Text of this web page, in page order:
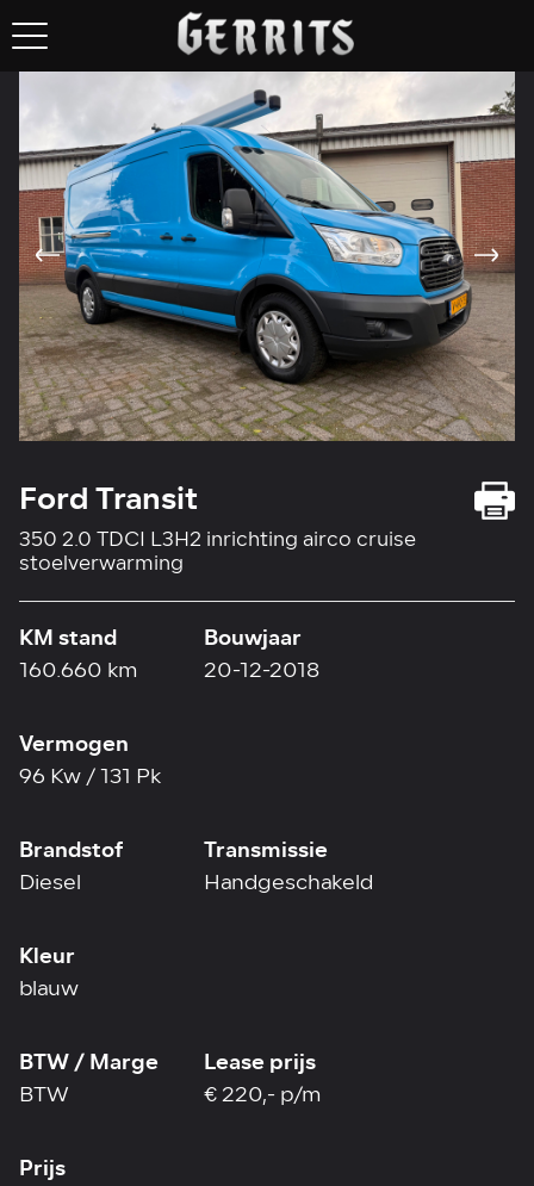
Ford Transit
350 2.0 TDCI L3H2 inrichting airco cruise
stoelverwarming
KM stand
160.660 km
Bouwjaar
20-12-2018
Vermogen
96 Kw / 131 Pk
Brandstof
Diesel
Transmissie
Handgeschakeld
Kleur
blauw
BTW / Marge
BTW
Lease prijs
€ 220,- p/m
Prijs